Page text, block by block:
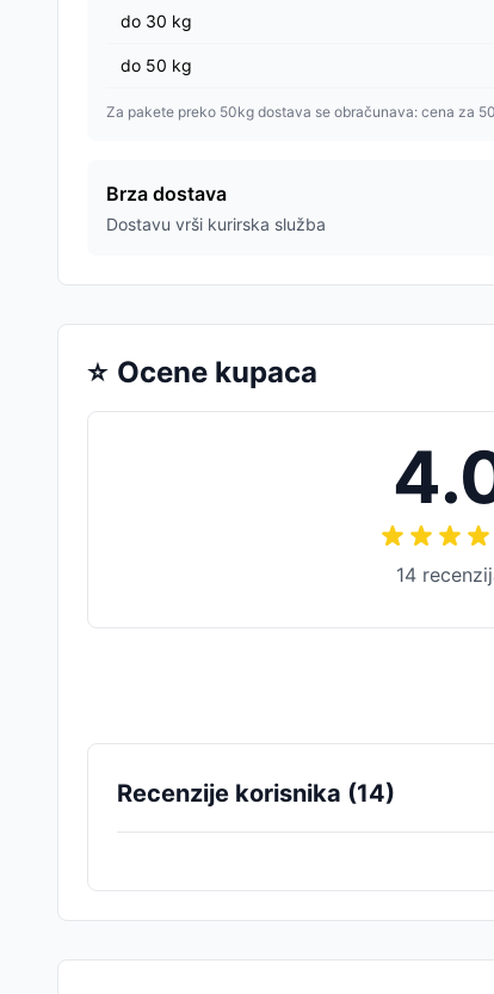
do 30 kg
do 50 kg
Za pakete preko 50kg dostava se obračunava: cena za
Brza dostava
Dostavu vrši kurirska služba
⭐ Ocene kupaca
14
Recenzije korisnika (14)